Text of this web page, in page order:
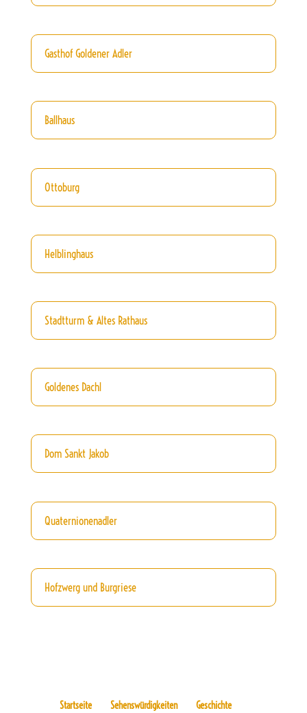
Gasthof Goldener Adler
Ballhaus
Ottoburg
Helblinghaus
Stadtturm & Altes Rathaus
Goldenes Dachl
Dom Sankt Jakob
Quaternionenadler
Hofzwerg und Burgriese
Startseite Sehenswürdigkeiten Geschichte